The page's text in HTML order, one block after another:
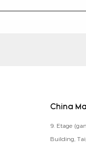
China
9. Etage
Building,